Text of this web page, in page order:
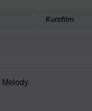
Kurzfilm